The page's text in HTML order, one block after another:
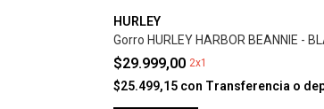
HURLEY
Gorro HURLEY HARBOR BEANNIE -
$29.999,00 2x1
$25.499,15 con Transferencia o